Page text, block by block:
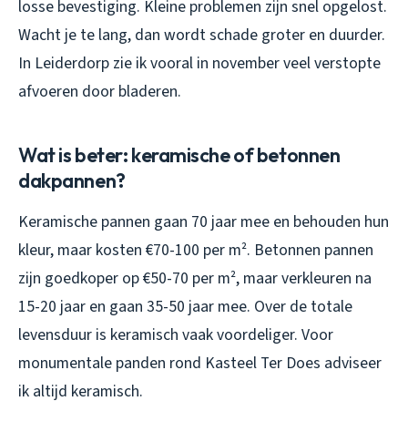
losse bevestiging. Kleine problemen zijn snel opgelost.
Wacht je te lang, dan wordt schade groter en duurder.
In Leiderdorp zie ik vooral in november veel verstopte
afvoeren door bladeren.
Wat is beter: keramische of betonnen
dakpannen?
Keramische pannen gaan 70 jaar mee en behouden hun
kleur, maar kosten €70-100 per m². Betonnen pannen
zijn goedkoper op €50-70 per m², maar verkleuren na
15-20 jaar en gaan 35-50 jaar mee. Over de totale
levensduur is keramisch vaak voordeliger. Voor
monumentale panden rond Kasteel Ter Does adviseer
ik altijd keramisch.